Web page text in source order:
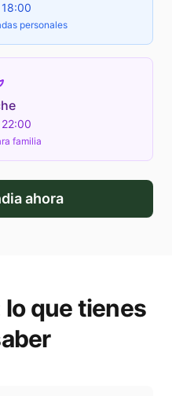
personales
familia
ahora
lo que tienes